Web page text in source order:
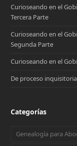
Curioseando en el
Tercera Parte
Curioseando en el
Segunda Parte
Curioseando en el
De proceso
Categorías
Genealogía para